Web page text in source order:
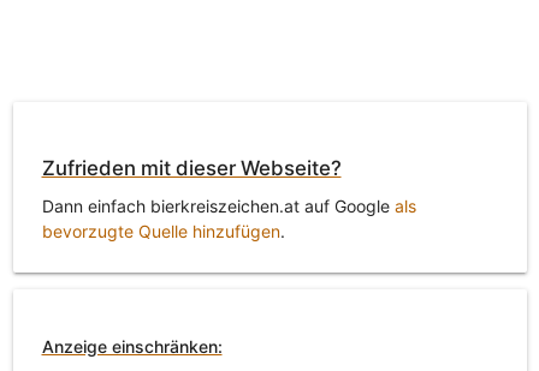
Zufrieden mit dieser Webseite?
Dann einfach bierkreiszeichen.at auf Google als
bevorzugte Quelle hinzufügen.
Anzeige einschränken: